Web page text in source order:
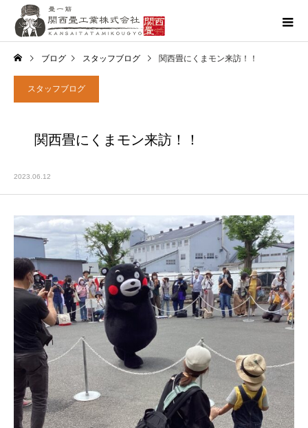
ブログ スタッフブログ 関西畳にくまモン来訪！！
スタッフブログ
関西畳にくまモン来訪！！
2023.06.12